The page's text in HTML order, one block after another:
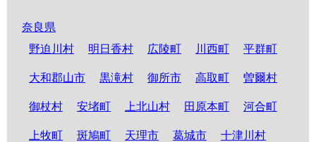
奈良県
野迫川村
明日香村 広陵町 川西町 平群町
大和郡山市 黒滝村 御所市 高取町 曽爾村
御杖村 安堵町 上北山村 田原本町 河合町
上牧町 斑鳩町 天理市 葛城市 十津川村